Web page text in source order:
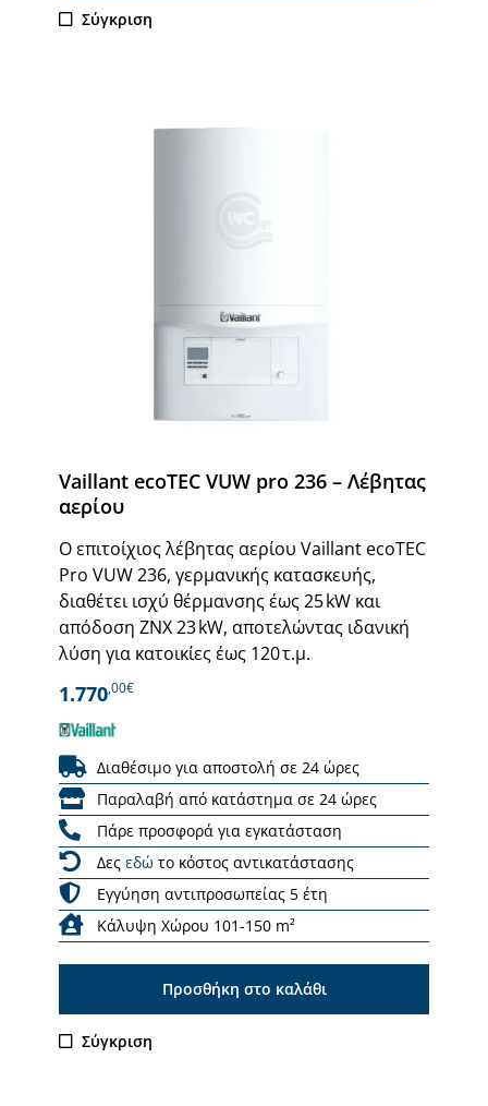
Σύγκριση
Vaillant ecoTEC VUW pro 236 – Λέβητας
αερίου
Ο επιτοίχιος λέβητας αερίου Vaillant ecoTEC
Pro VUW 236, γερμανικής κατασκευής,
διαθέτει ισχύ θέρμανσης έως 25 kW και
απόδοση ΖΝΧ 23 kW, αποτελώντας ιδανική
λύση για κατοικίες έως 120 τ.μ.
1.770,00€
Διαθέσιμο για αποστολή σε 24 ώρες
Παραλαβή από κατάστημα σε 24 ώρες
Πάρε προσφορά για εγκατάσταση
Δες εδώ το κόστος αντικατάστασης
Εγγύηση αντιπροσωπείας 5 έτη
Κάλυψη Χώρου 101-150 m²
Προσθήκη στο καλάθι
Σύγκριση